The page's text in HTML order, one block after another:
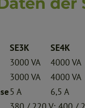
SE3K SE4K
3000 VA 4000 VA
3000 VA 4000 VA
5 A 6,5 A